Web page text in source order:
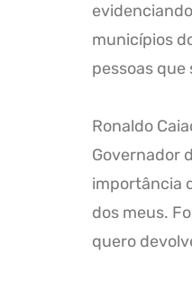
municípios
pessoas que
Ronaldo
Governador
importância
dos meus.
quero